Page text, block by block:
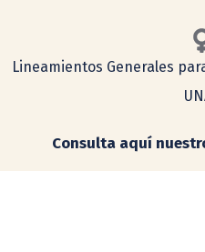
Lineamientos Generales
Consulta aquí